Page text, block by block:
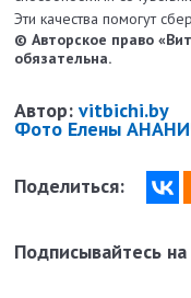
Эти качества помогут
© Авторское право
обязательна.
Автор:vitbichi.by
Фото Елены
Поделиться:
Подписывайтесь на